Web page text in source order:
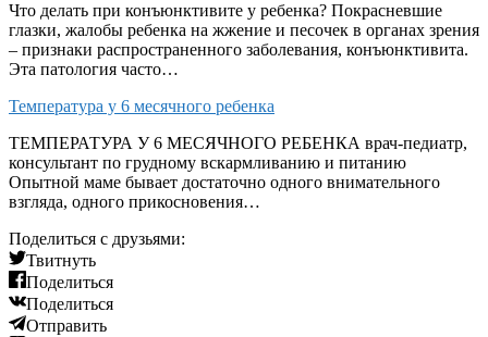
Что делать при конъюнктивите у ребенка? Покрасневшие
глазки, жалобы ребенка на жжение и песочек в органах зрения
– признаки распространенного заболевания, конъюнктивита.
Эта патология часто…
Температура у 6 месячного ребенка
ТЕМПЕРАТУРА У 6 МЕСЯЧНОГО РЕБЕНКА врач-педиатр,
консультант по грудному вскармливанию и питанию
Опытной маме бывает достаточно одного внимательного
взгляда, одного прикосновения…
Поделиться с друзьями:
Твитнуть
Поделиться
Поделиться
Отправить